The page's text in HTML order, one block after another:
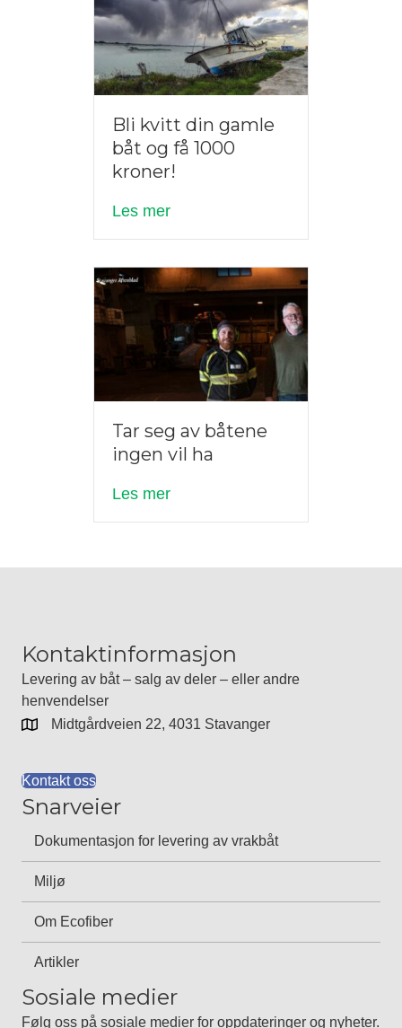
Bli kvitt din gamle
båt og få 1000
kroner!
Les merabout Bli kvitt din gamle båt og
Tar seg av båtene
ingen vil ha
Les merabout Tar seg av båtene ingen
Kontaktinformasjon
Levering av båt – salg av deler – eller andre
henvendelser
Midtgårdveien 22, 4031 Stavanger
Kontakt oss
Snarveier
Dokumentasjon for levering av vrakbåt
Miljø
Om Ecofiber
Artikler
Sosiale medier
Følg oss på sosiale medier for oppdateringer og nyheter.